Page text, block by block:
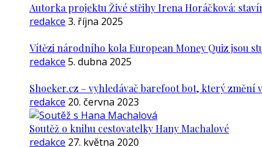
Autorka projektu Živé střihy Irena Horáčková:
redakce 3. října 2025
Vítězi národního kola European Money Quiz jsou
redakce 5. dubna 2025
Shoeker.cz – vyhledávač barefoot bot, který změní
redakce 20. června 2023
Soutěž o knihu cestovatelky Hany Machalové
redakce 27. května 2020